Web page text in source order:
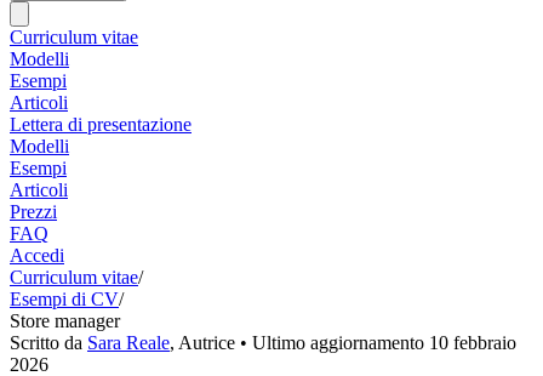
Curriculum vitae
Modelli
Esempi
Articoli
Lettera di presentazione
Modelli
Esempi
Articoli
Prezzi
FAQ
Accedi
Curriculum vitae/
Esempi di CV/
Store manager
Scritto da Sara Reale, Autrice • Ultimo aggiornamento 10 febbraio
2026